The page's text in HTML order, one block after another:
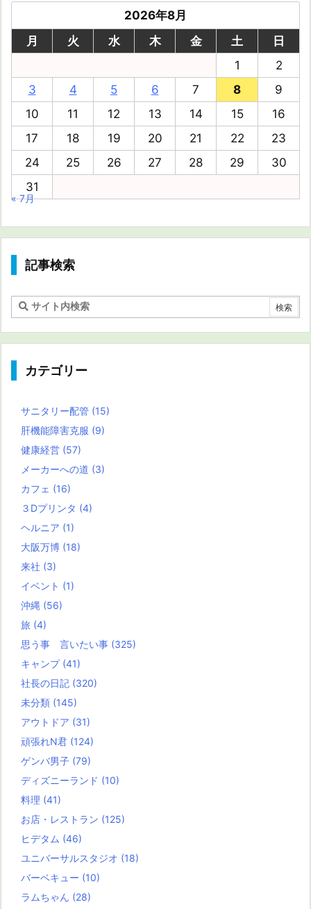
2026年8月
月
火 水 木 金 土
日
1
2
3
4 5 6 7 8
9
10
11 12 13 14 15
16
17
18 19 20 21 22
23
24
25 26 27 28 29
30
31
« 7月
記事検索
カテゴリー
サニタリー配管 (15)
肝機能障害克服 (9)
健康経営 (57)
メーカーへの道 (3)
カフェ (16)
３Dプリンタ (4)
ヘルニア (1)
大阪万博 (18)
来社 (3)
イベント (1)
沖縄 (56)
旅 (4)
思う事 言いたい事 (325)
キャンプ (41)
社長の日記 (320)
未分類 (145)
アウトドア (31)
頑張れN君 (124)
ゲンバ男子 (79)
ディズニーランド (10)
料理 (41)
お店・レストラン (125)
ヒデタム (46)
ユニバーサルスタジオ (18)
バーベキュー (10)
ラムちゃん (28)